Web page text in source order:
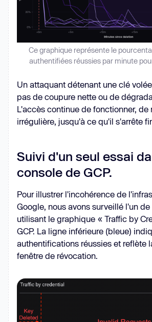
Ce graphique représente le
authentifiées réussies par minute
Un attaquant détenant une clé
pas de coupure nette ou de
L'accès continue de fonctionner, de
irrégulière, jusqu'à ce qu'il s'arrête
Suivi d'un seul essai
console de GCP.
Pour illustrer l'incohérence de
Google, nous avons surveillé l'un
utilisant le graphique « Traffic by
GCP. La ligne inférieure (bleue)
authentifications réussies et reflète
fenêtre de révocation.